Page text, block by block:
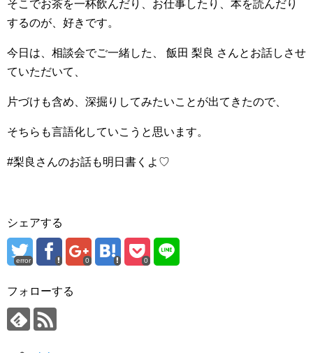
そこでお茶を一杯飲んだり、お仕事したり、本を読んだり
するのが、好きです。
今日は、相談会でご一緒した、 飯田 梨良 さんとお話しさせ
ていただいて、
片づけも含め、深掘りしてみたいことが出てきたので、
そちらも言語化していこうと思います。
#梨良さんのお話も明日書くよ♡
シェアする
error 0 0
フォローする